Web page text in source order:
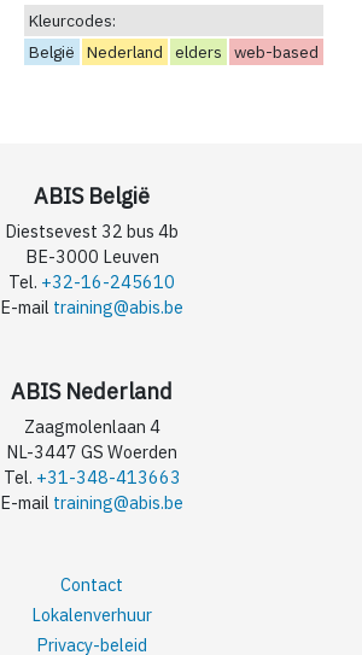
Kleurcodes:
België
Nederland elders web-based
ABIS België
Diestsevest 32 bus 4b
BE-3000 Leuven
Tel. +32-16-245610
E-mail training@abis.be
ABIS Nederland
Zaagmolenlaan 4
NL-3447 GS Woerden
Tel. +31-348-413663
E-mail training@abis.be
Contact
Lokalenverhuur
Privacy-beleid